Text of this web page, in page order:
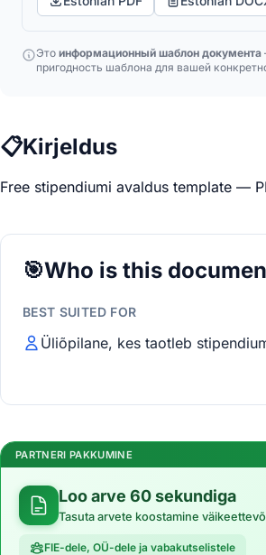
Это информационный шаблон документа
пригодность шаблона для вашей
📋Kirjeldus
Free stipendiumi avaldus template —
🎯Who is this
BEST SUITED FOR
Üliõpilane, kes taotleb
PARTNERI PAKKUMINE
Loo arve 60 sekundiga
Tasuta arvete koostamine
FIE-dele, OÜ-dele ja vabakutselistele